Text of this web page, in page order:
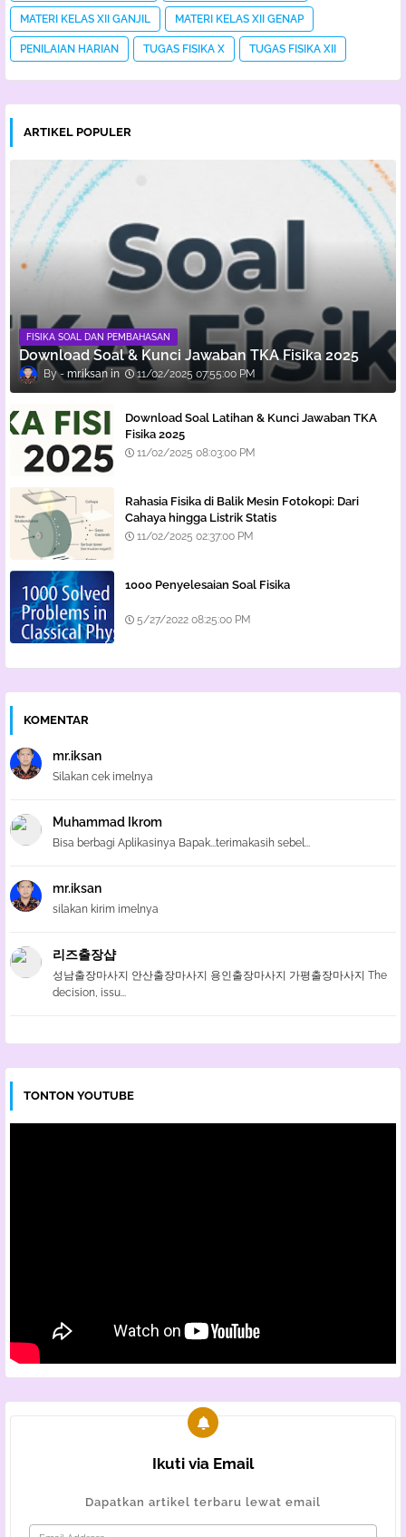
MATERI KELAS XII GANJIL MATERI KELAS XII GENAP
PENILAIAN HARIAN TUGAS FISIKA X TUGAS FISIKA XII
ARTIKEL POPULER
FISIKA SOAL DAN PEMBAHASAN
Download Soal & Kunci Jawaban TKA Fisika 2025
mr.iksan 11/02/2025 07:55:00 PM
Download Soal Latihan & Kunci Jawaban TKA
Fisika 2025
11/02/2025 08:03:00 PM
Rahasia Fisika di Balik Mesin Fotokopi: Dari
Cahaya hingga Listrik Statis
11/02/2025 02:37:00 PM
1000 Penyelesaian Soal Fisika
5/27/2022 08:25:00 PM
KOMENTAR
mr.iksan
Silakan cek imelnya
Muhammad Ikrom
Bisa berbagi Aplikasinya Bapak...terimakasih sebel...
mr.iksan
silakan kirim imelnya
리즈출장샵
성남출장마사지 안산출장마사지 용인출장마사지 가평출장마사지 The
decision, issu...
TONTON YOUTUBE
Ikuti via Email
Dapatkan artikel terbaru lewat email